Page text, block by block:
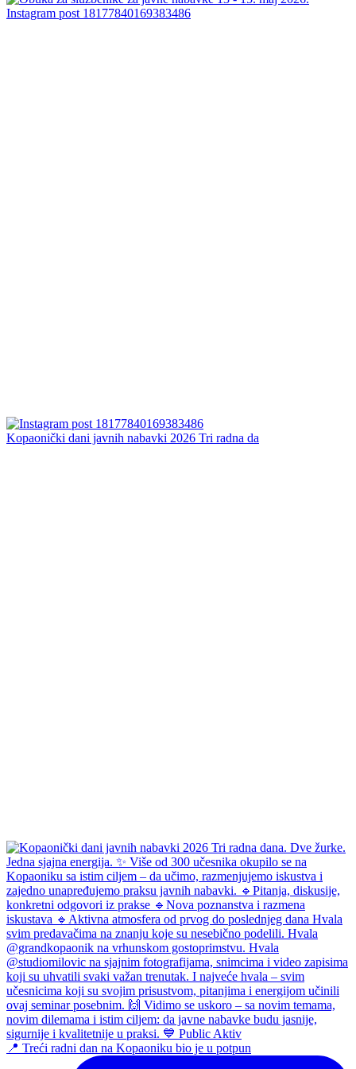
Instagram post 18177840169383486
Kopaonički dani javnih nabavki 2026 Tri radna da
📍 Treći radni dan na Kopaoniku bio je u potpun